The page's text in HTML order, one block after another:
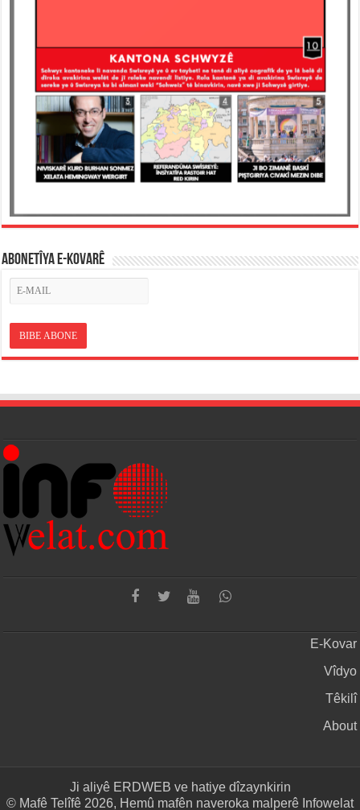
ABONETÎYA E-KOVARÊ
E-Kovar
Vîdyo
Têkilî
About
Ji aliyê ERDWEB ve hatiye dîzaynkirin
© Mafê Telîfê 2026, Hemû mafên naveroka malperê Infowelat